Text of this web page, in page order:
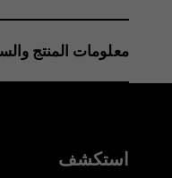
معلومات المنتج
استكشف